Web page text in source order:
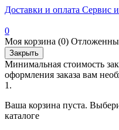
Доставки и оплата Сервис
0
Моя корзина (0)
Закрыть
Минимальная стоимость
оформления заказа вам
1.
Ваша корзина пуста.
каталоге